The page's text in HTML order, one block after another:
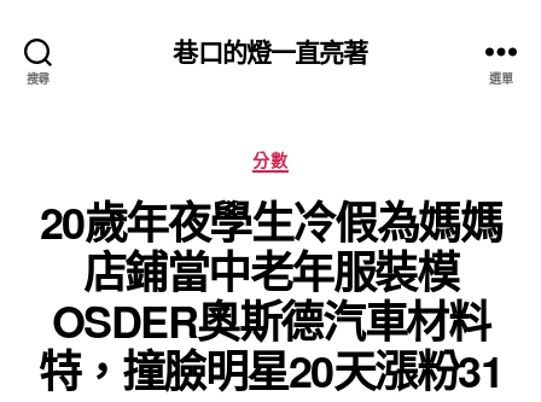
搜尋
巷口的燈一直亮著
選單
分
類
分數
20歲年夜學生冷假為媽媽
店鋪當中老年服裝模
OSDER奧斯德汽車材料
特，撞臉明星20天漲粉31